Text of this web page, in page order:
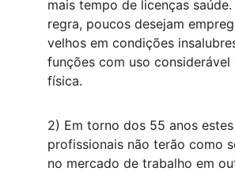
mais tempo de licenças
regra, poucos desejam
velhos em condições
funções com uso considerável
física.
2) Em torno dos 55 anos estes
profissionais não terão como
no mercado de trabalho em